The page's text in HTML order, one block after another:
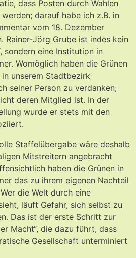
dass Posten durch Wahlen
darauf habe ich z.B. in
vom 18. Dezember
Rainer-Jörg Grube ist indes kein
sondern eine Institution in
Womöglich haben die Grünen
unserem Stadtbezirk
seiner Person zu verdanken;
deren Mitglied ist. In der
wurde er stets mit den
Staffelübergabe wäre deshalb
Mitstreitern angebracht
haben die Grünen in
das zu ihrem eigenen Nachteil
die Welt durch eine
läuft Gefahr, sich selbst zu
Das ist der erste Schritt zur
Macht“, die dazu führt, dass
Gesellschaft unterminiert